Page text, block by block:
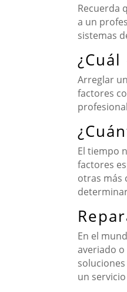
Recuerda
a un
sistemas
Arreglar
factores
El tiempo
factores
otras más
En el
averiado
un